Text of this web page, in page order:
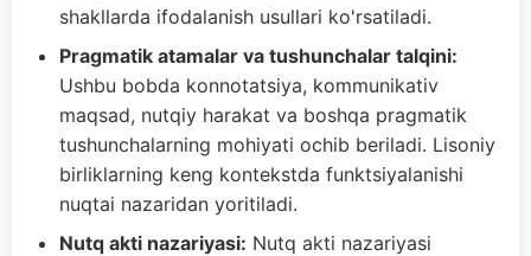
shakllarda ifodalanish usullari ko'rsatiladi.
Pragmatik atamalar va tushunchalar talqini:
Ushbu bobda konnotatsiya, kommunikativ
maqsad, nutqiy harakat va boshqa pragmatik
tushunchalarning mohiyati ochib beriladi. Lisoniy
birliklarning keng kontekstda funktsiyalanishi
nuqtai nazaridan yoritiladi.
Nutq akti nazariyasi: Nutq akti nazariyasi